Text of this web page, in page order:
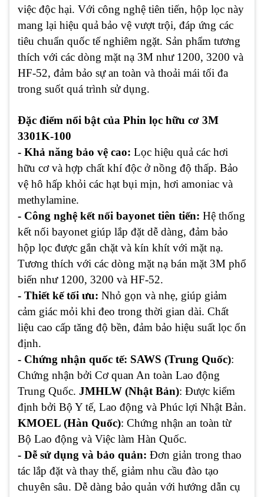
việc độc hại. Với công nghệ tiên tiến, hộp lọc này
mang lại hiệu quả bảo vệ vượt trội, đáp ứng các
tiêu chuẩn quốc tế nghiêm ngặt. Sản phẩm tương
thích với các dòng mặt nạ 3M như 1200, 3200 và
HF-52, đảm bảo sự an toàn và thoải mái tối đa
trong suốt quá trình sử dụng.
Đặc điểm nổi bật của Phin lọc hữu cơ 3M
3301K-100
- Khả năng bảo vệ cao: Lọc hiệu quả các hơi
hữu cơ và hợp chất khí độc ở nồng độ thấp. Bảo
vệ hô hấp khỏi các hạt bụi mịn, hơi amoniac và
methylamine.
- Công nghệ kết nối bayonet tiên tiến: Hệ thống
kết nối bayonet giúp lắp đặt dễ dàng, đảm bảo
hộp lọc được gắn chặt và kín khít với mặt nạ.
Tương thích với các dòng mặt nạ bán mặt 3M phổ
biến như 1200, 3200 và HF-52.
- Thiết kế tối ưu: Nhỏ gọn và nhẹ, giúp giảm
cảm giác mỏi khi đeo trong thời gian dài. Chất
liệu cao cấp tăng độ bền, đảm bảo hiệu suất lọc ổn
định.
- Chứng nhận quốc tế: SAWS (Trung Quốc):
Chứng nhận bởi Cơ quan An toàn Lao động
Trung Quốc. JMHLW (Nhật Bản): Được kiểm
định bởi Bộ Y tế, Lao động và Phúc lợi Nhật Bản.
KMOEL (Hàn Quốc): Chứng nhận an toàn từ
Bộ Lao động và Việc làm Hàn Quốc.
- Dễ sử dụng và bảo quản: Đơn giản trong thao
tác lắp đặt và thay thế, giảm nhu cầu đào tạo
chuyên sâu. Dễ dàng bảo quản với hướng dẫn cụ